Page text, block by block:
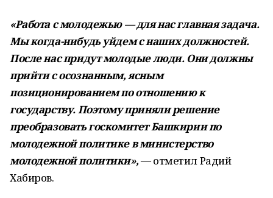
«Работа с молодежью — для нас главная задача.
Мы когда-нибудь уйдем с наших должностей.
После нас придут молодые люди. Они должны
прийти с осознанным, ясным
позиционированием по отношению к
государству. Поэтому приняли решение
преобразовать госкомитет Башкирии по
молодежной политике в министерство
молодежной политики»,— отметил Радий
Хабиров.